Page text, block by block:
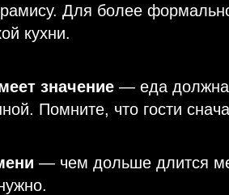
Для более
кухни.
значение — еда должна
Помните, что гости
— чем дольше длится